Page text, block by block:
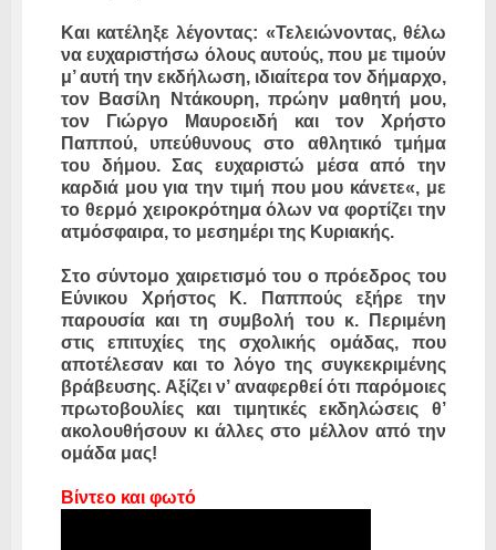
Και κατέληξε λέγοντας: «Τελειώνοντας, θέλω
να ευχαριστήσω όλους αυτούς, που με τιμούν
μ’ αυτή την εκδήλωση, ιδιαίτερα τον δήμαρχο,
τον Βασίλη Ντάκουρη, πρώην μαθητή μου,
τον Γιώργο Μαυροειδή και τον Χρήστο
Παππού, υπεύθυνους στο αθλητικό τμήμα
του δήμου. Σας ευχαριστώ μέσα από την
καρδιά μου για την τιμή που μου κάνετε«, με
το θερμό χειροκρότημα όλων να φορτίζει την
ατμόσφαιρα, το μεσημέρι της Κυριακής.
Στο σύντομο χαιρετισμό του ο πρόεδρος του
Εύνικου Χρήστος Κ. Παππούς εξήρε την
παρουσία και τη συμβολή του κ. Περιμένη
στις επιτυχίες της σχολικής ομάδας, που
αποτέλεσαν και το λόγο της συγκεκριμένης
βράβευσης. Αξίζει ν’ αναφερθεί ότι παρόμοιες
πρωτοβουλίες και τιμητικές εκδηλώσεις θ’
ακολουθήσουν κι άλλες στο μέλλον από την
ομάδα μας!
Βίντεο και φωτό